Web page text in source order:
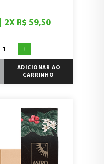
2X R$ 59,50
+
ADICIONAR AO
CARRINHO